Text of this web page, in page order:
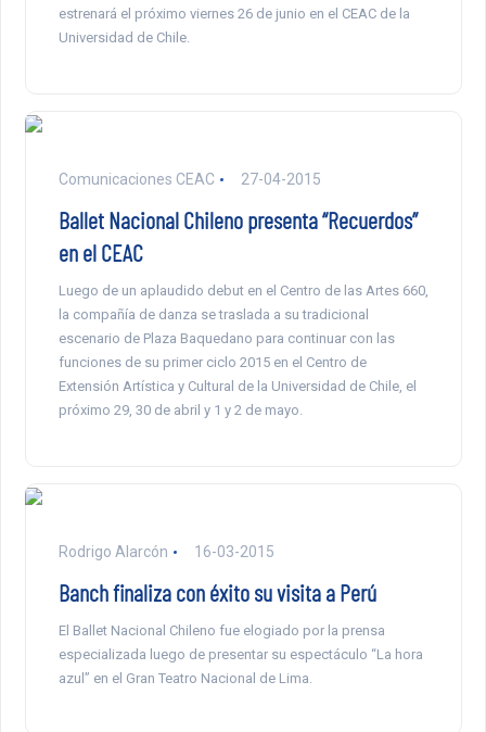
estrenará el próximo viernes 26 de junio en el CEAC de la
Universidad de Chile.
Comunicaciones CEAC 27-04-2015
Ballet Nacional Chileno presenta “Recuerdos”
en el CEAC
Luego de un aplaudido debut en el Centro de las Artes 660,
la compañía de danza se traslada a su tradicional
escenario de Plaza Baquedano para continuar con las
funciones de su primer ciclo 2015 en el Centro de
Extensión Artística y Cultural de la Universidad de Chile, el
próximo 29, 30 de abril y 1 y 2 de mayo.
Rodrigo Alarcón 16-03-2015
Banch finaliza con éxito su visita a Perú
El Ballet Nacional Chileno fue elogiado por la prensa
especializada luego de presentar su espectáculo “La hora
azul” en el Gran Teatro Nacional de Lima.